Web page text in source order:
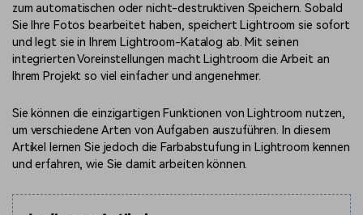
zum automatischen oder nicht-destruktiven Speichern. Sobald
Sie Ihre Fotos bearbeitet haben, speichert Lightroom sie sofort
und legt sie in Ihrem Lightroom-Katalog ab. Mit seinen
integrierten Voreinstellungen macht Lightroom die Arbeit an
Ihrem Projekt so viel einfacher und angenehmer.
Sie können die einzigartigen Funktionen von Lightroom nutzen,
um verschiedene Arten von Aufgaben auszuführen. In diesem
Artikel lernen Sie jedoch die Farbabstufung in Lightroom kennen
und erfahren, wie Sie damit arbeiten können.